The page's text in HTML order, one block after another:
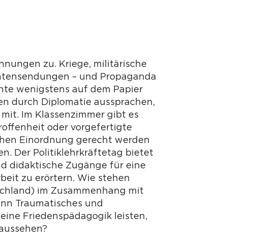
zu. Kriege, militärische
– und Propaganda
wenigstens auf dem Papier
durch Diplomatie aussprachen,
Im Klassenzimmer gibt es
oder vorgefertigte
Einordnung gerecht werden
Der Politiklehrkräftetag bietet
didaktische Zugänge für eine
zu erörtern. Wie stehen
im Zusammenhang mit
Traumatisches und
Friedenspädagogik leisten,